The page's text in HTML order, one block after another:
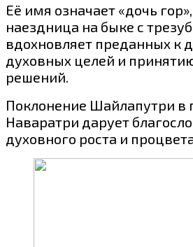
Её имя означает «дочь
наездница на быке с
вдохновляет преданных к
духовных целей и
решений.
Поклонение Шайлапутри в
Наваратри дарует
духовного роста и